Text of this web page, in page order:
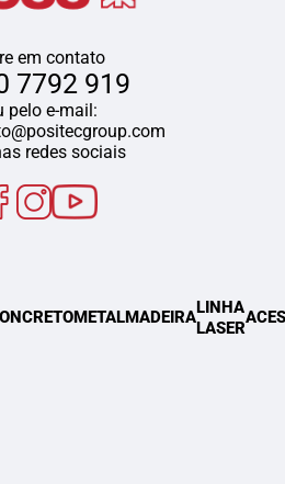
em contato
7792 919
pelo e-mail:
redes sociais
METALMADEIRA
LINHA
LASER